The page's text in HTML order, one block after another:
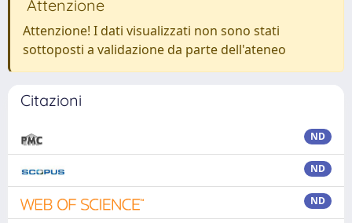
Attenzione
Attenzione! I dati visualizzati non sono stati
sottoposti a validazione da parte dell'ateneo
Citazioni
ND
ND
ND